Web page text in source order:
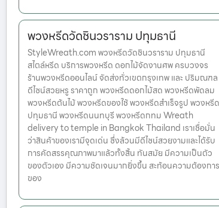
พวงหรีดวัดชินวราราม ปทุมธานี
StyleWreath.com พวงหรีดวัดชินวราราม ปทุมธานี
สไตล์หรีด บริการพวงหรีด ดอกไม้จัดงานศพ ครบวงจร
ร้านพวงหรีดออนไลน์ จัดส่งทั่วเขตกรุงเทพ และ ปริมณฑล
ดีไซน์สวยหรู ราคาถูก พวงหรีดดอกไม้สด พวงหรีดพัดลม
พวงหรีดต้นไม้ พวงหรีดของใช้ พวงหรีดสำเร็จรูป พวงหรีด
ปทุมธานี พวงหรีดนนทบุรี พวงหรีดกทม Wreath
delivery to temple in Bangkok Thailand เราเชื่อมั่น
ว่าสินค้าของเรามีจุดเด่น ซึ่งล้วนมีดีไซน์สวยงามและได้รับ
การคัดสรรคุณภาพมาแล้วทั้งสิ้น ทันสมัย มีความเป็นตัว
ของตัวเอง มีความชัดเจนมากยิ่งขึ้น สะท้อนความต้องการ
ของ